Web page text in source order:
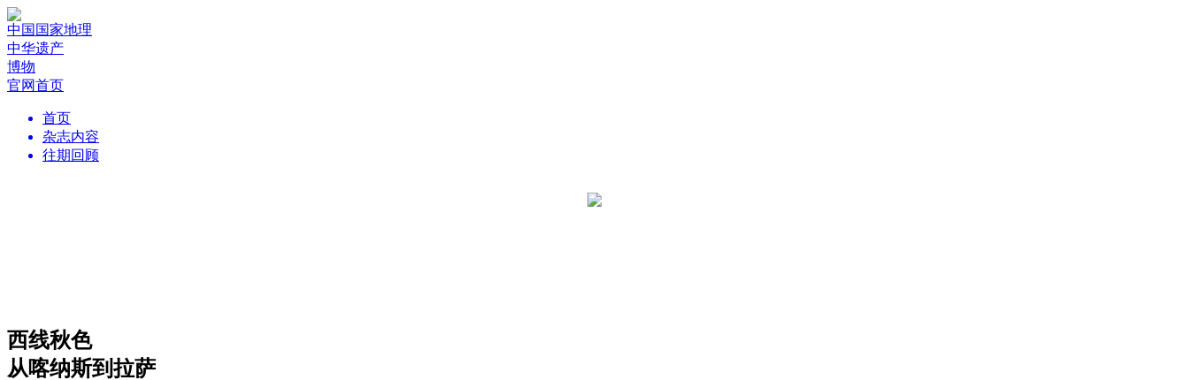
中国国家地理
中华遗产
博物
官网首页
首页
杂志内容
往期回顾
西线秋色
从喀纳斯到拉萨